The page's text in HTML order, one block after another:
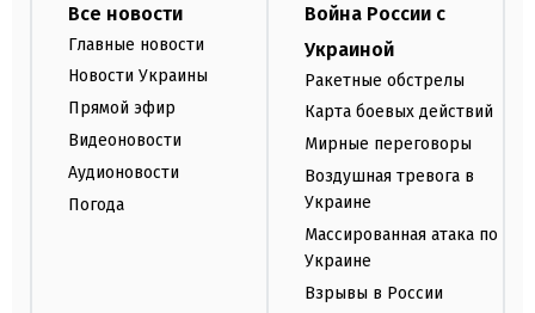
Все новости
Главные новости
Новости Украины
Прямой эфир
Видеоновости
Аудионовости
Погода
Война России с
Украиной
Ракетные обстрелы
Карта боевых действий
Мирные переговоры
Воздушная тревога в
Украине
Массированная атака по
Украине
Взрывы в России